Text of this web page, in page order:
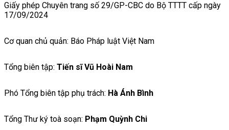
Giấy phép Chuyên trang số 29/GP-CBC do Bộ TTTT cấp ngày
17/09/2024
Cơ quan chủ quản: Báo Pháp luật Việt Nam
Tổng biên tập: Tiến sĩ Vũ Hoài Nam
Phó Tổng biên tập phụ trách: Hà Ánh Bình
Tổng Thư ký toà soạn: Phạm Quỳnh Chi